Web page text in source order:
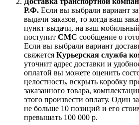
Р.Ф. Если вы выбрали вариант
выдачи заказов, то когда ваш
пункт выдачи, на ваш
поступит СМС сообщение о
Если вы выбрали вариант
свяжется Курьерская служба
уточнит адрес доставки и
оплатой вы можете оценить
целостность, вскрыть коробку
заказанного товара,
этого произвести оплату. Один
не больше 10 позиций и его
превышать 100 000 р.